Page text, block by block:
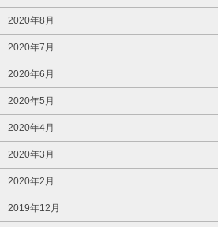
2020年8月
2020年7月
2020年6月
2020年5月
2020年4月
2020年3月
2020年2月
2019年12月